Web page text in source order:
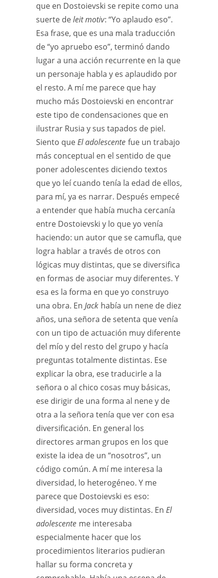
que en Dostoievski se repite como una
suerte deleit motiv: “Yo aplaudo eso”.
Esa frase, que es una mala traducción
de “yo apruebo eso”, terminó dando
lugar a una acción recurrente en la que
un personaje habla y es aplaudido por
el resto. A mí me parece que hay
mucho más Dostoievski en encontrar
este tipo de condensaciones que en
ilustrar Rusia y sus tapados de piel.
Siento queEl adolescente fue un trabajo
más conceptual en el sentido de que
poner adolescentes diciendo textos
que yo leí cuando tenía la edad de ellos,
para mí, ya es narrar. Después empecé
a entender que había mucha cercanía
entre Dostoievski y lo que yo venía
haciendo: un autor que se camufla, que
logra hablar a través de otros con
lógicas muy distintas, que se diversifica
en formas de asociar muy diferentes. Y
esa es la forma en que yo construyo
una obra. En Jack había un nene de diez
años, una señora de setenta que venía
con un tipo de actuación muy diferente
del mío y del resto del grupo y hacía
preguntas totalmente distintas. Ese
explicar la obra, ese traducirle a la
señora o al chico cosas muy básicas,
ese dirigir de una forma al nene y de
otra a la señora tenía que ver con esa
diversificación. En general los
directores arman grupos en los que
existe la idea de un “nosotros”, un
código común. A mí me interesa la
diversidad, lo heterogéneo. Y me
parece que Dostoievski es eso:
diversidad, voces muy distintas. En El
adolescente me interesaba
especialmente hacer que los
procedimientos literarios pudieran
hallar su forma concreta y